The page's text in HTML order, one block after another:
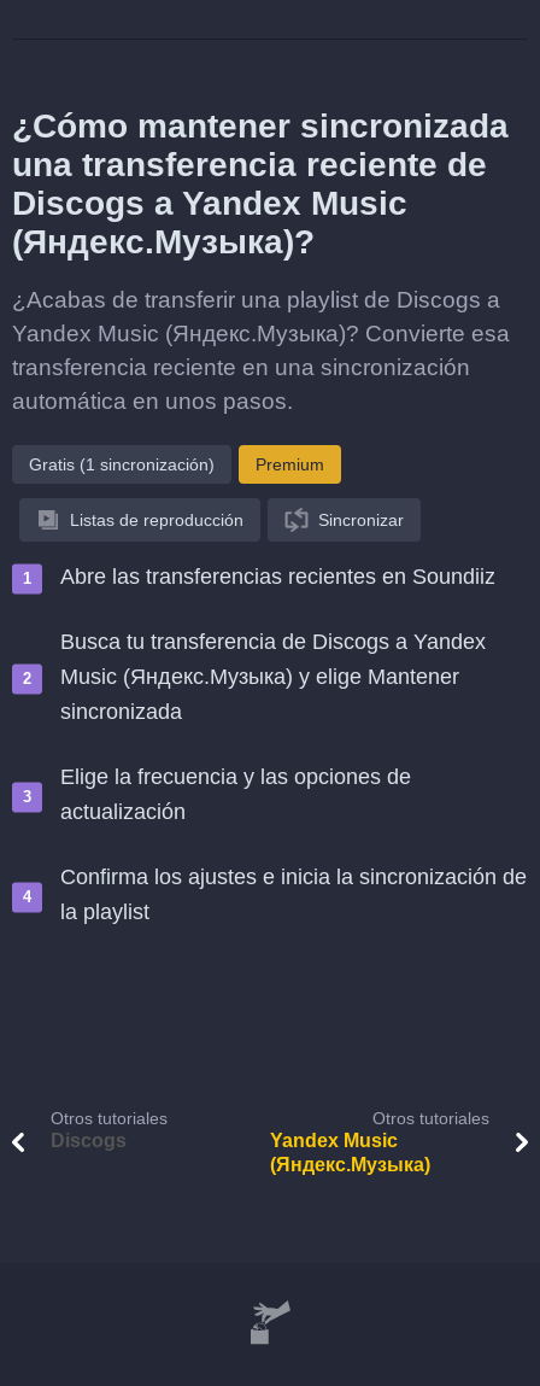
¿Cómo mantener sincronizada
una transferencia reciente de
Discogs a Yandex Music
(Яндекс.Музыка)?
¿Acabas de transferir una playlist de Discogs a
Yandex Music (Яндекс.Музыка)? Convierte esa
transferencia reciente en una sincronización
automática en unos pasos.
Gratis (1 sincronización) Premium
Listas de reproducción Sincronizar
Abre las transferencias recientes en Soundiiz
Busca tu transferencia de Discogs a Yandex
Music (Яндекс.Музыка) y elige Mantener
sincronizada
Elige la frecuencia y las opciones de
actualización
Confirma los ajustes e inicia la sincronización de
la playlist
Otros tutoriales
Discogs
Otros tutoriales
Yandex Music
(Яндекс.Музыка)